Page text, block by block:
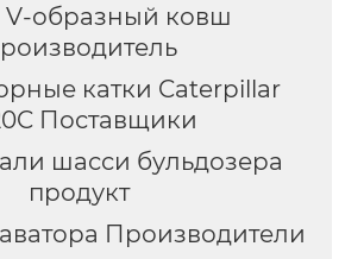
V-образный ковш
катки Caterpillar
Поставщики
шасси бульдозера
продукт
Производители